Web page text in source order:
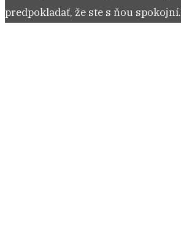
predpokladať, že ste s ňou spokojní.